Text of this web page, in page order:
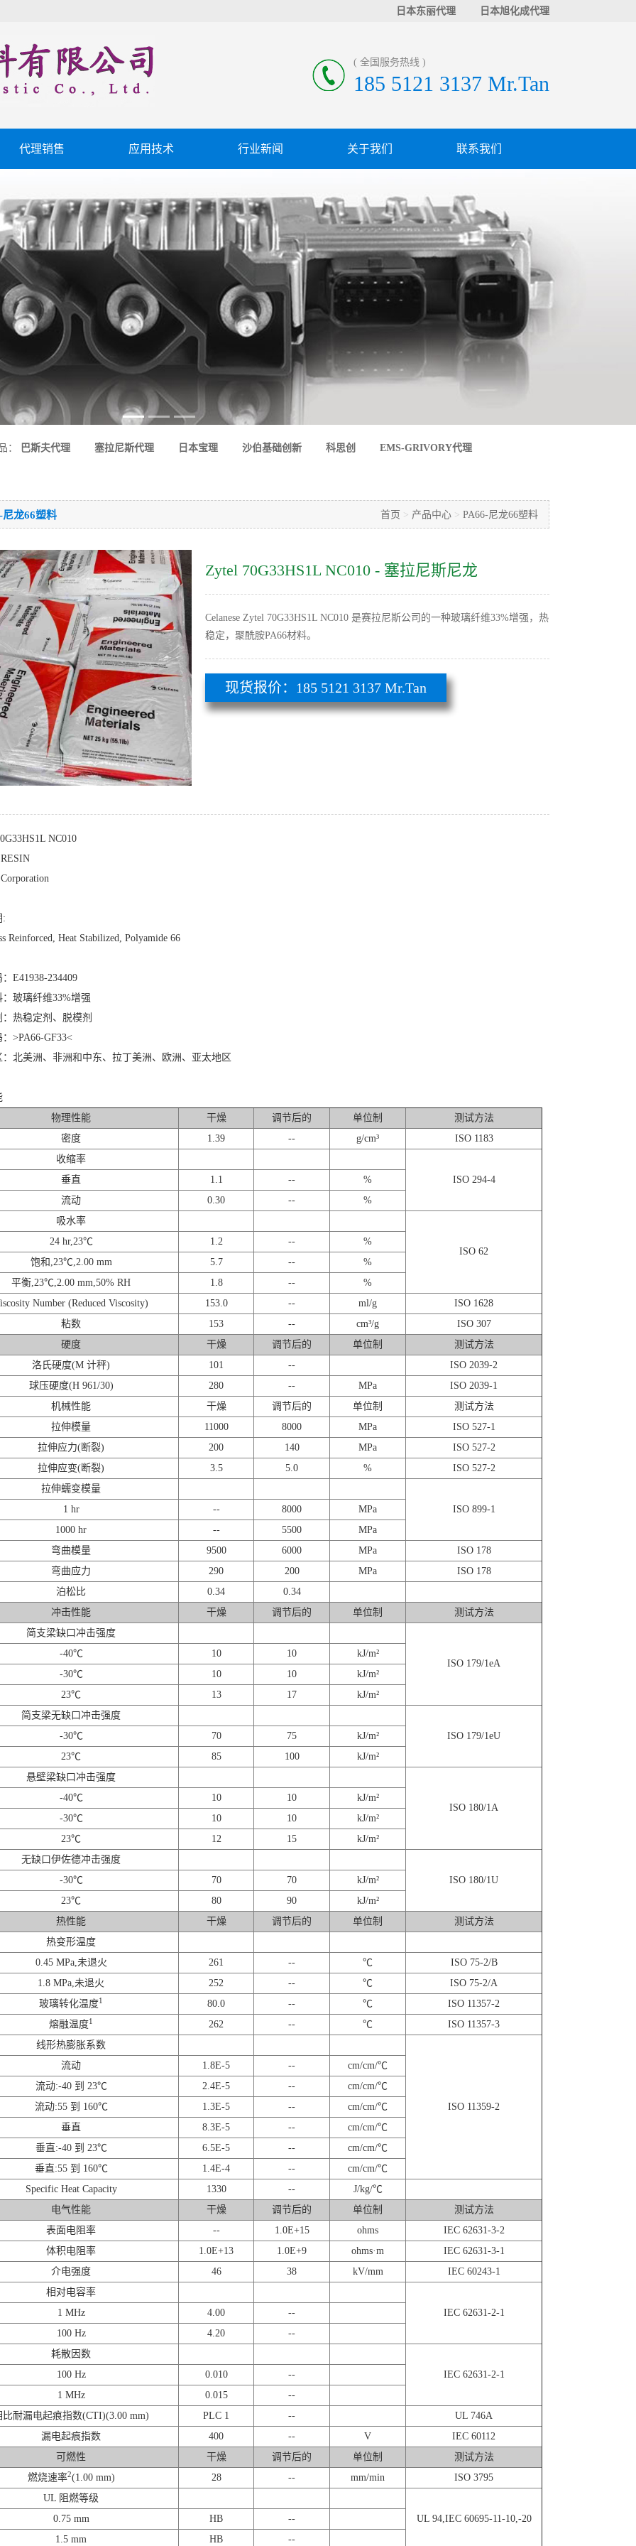
日本东丽代理 日本旭化成代理
( 全国服务热线 )
185 5121 3137 Mr.Tan
代理销售 应用技术 行业新闻 关于我们 联系我们
： 巴斯夫代理 塞拉尼斯代理 日本宝理 沙伯基础创新 科思创 EMS-GRIVORY代理
首页 > 产品中心 > PA66-尼龙66塑料
尼龙66塑料
Zytel 70G33HS1L NC010 - 塞拉尼斯尼龙
Celanese Zytel 70G33HS1L NC010 是赛拉尼斯公司的一种玻璃纤维33%增​​强，热
稳定，聚酰胺PA66材料。
现货报价：185 5121 3137 Mr.Tan
NC010
Corporation
:
Reinforced, Heat Stabilized, Polyamide 66
E41938-234409
玻璃纤维33%增强
热稳定剂、脱模剂
>PA66-GF33<
：北美洲、非洲和中东、拉丁美洲、欧洲、亚太地区
物理性能
干燥 调节后的 单位制
测试方法
密度
1.39 -- g/cm³
ISO 1183
收缩率
ISO 294-4
垂直 1.1 --
%
流动
0.30 --
%
吸水率
ISO 62
24 hr,23℃ 1.2 --
%
饱和,23℃,2.00 mm
5.7 --
%
平衡,23℃,2.00 mm,50% RH
1.8 --
%
Number (Reduced Viscosity)
153.0 -- ml/g
ISO 1628
粘数
153 -- cm³/g
ISO 307
硬度
干燥 调节后的 单位制
测试方法
洛氏硬度(M 计秤)
101 --
ISO 2039-2
球压硬度(H 961/30)
280 -- MPa
ISO 2039-1
机械性能
干燥 调节后的 单位制
测试方法
拉伸模量
11000 8000 MPa
ISO 527-1
拉伸应力(断裂)
200 140 MPa
ISO 527-2
拉伸应变(断裂)
3.5 5.0 %
ISO 527-2
拉伸蠕变模量
ISO 899-1
1 hr -- 8000
MPa
1000 hr
-- 5500
MPa
弯曲模量
9500 6000 MPa
ISO 178
弯曲应力
290 200 MPa
ISO 178
泊松比
0.34
0.34
冲击性能
干燥 调节后的 单位制
测试方法
简支梁缺口冲击强度
ISO 179/1eA
-40℃ 10 10
kJ/m²
-30℃
10 10
kJ/m²
23℃
13 17
kJ/m²
简支梁无缺口冲击强度
ISO 179/1eU
-30℃ 70 75
kJ/m²
23℃
85 100
kJ/m²
悬壁梁缺口冲击强度
ISO 180/1A
-40℃ 10 10
kJ/m²
-30℃
10 10
kJ/m²
23℃
12 15
kJ/m²
无缺口伊佐德冲击强度
ISO 180/1U
-30℃ 70 70
kJ/m²
23℃
80 90
kJ/m²
热性能
干燥 调节后的 单位制
测试方法
热变形温度
0.45 MPa,未退火
261 -- ℃
ISO 75-2/B
1.8 MPa,未退火
252 -- ℃
ISO 75-2/A
玻璃转化温度1 80.0 -- ℃
ISO 11357-2
熔融温度1 262 -- ℃
ISO 11357-3
线形热膨胀系数
ISO 11359-2
流动 1.8E-5 --
cm/cm/℃
流动:-40 到 23℃
2.4E-5 --
cm/cm/℃
流动:55 到 160℃
1.3E-5 --
cm/cm/℃
垂直
8.3E-5 --
cm/cm/℃
垂直:-40 到 23℃
6.5E-5 --
cm/cm/℃
垂直:55 到 160℃
1.4E-4 --
cm/cm/℃
Specific Heat Capacity
1330 --
J/kg/℃
电气性能
干燥 调节后的 单位制
测试方法
表面电阻率
-- 1.0E+15 ohms
IEC 62631-3-2
体积电阻率
1.0E+13 1.0E+9 ohms·m
IEC 62631-3-1
介电强度
46 38 kV/mm
IEC 60243-1
相对电容率
IEC 62631-2-1
1 MHz 4.00
--
100 Hz
4.20
--
耗散因数
IEC 62631-2-1
100 Hz 0.010
--
1 MHz
0.015
--
比耐漏电起痕指数(CTI)(3.00 mm)
PLC 1 --
UL 746A
漏电起痕指数
400 -- V
IEC 60112
可燃性
干燥 调节后的 单位制
测试方法
燃烧速率2(1.00 mm) 28 -- mm/min
ISO 3795
UL 阻燃等级
UL 94,IEC 60695-11-10,-20
0.75 mm HB
--
1.5 mm
HB --